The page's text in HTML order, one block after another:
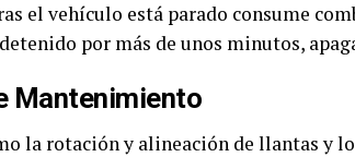
el vehículo está parado consume
por más de unos minutos,
Mantenimiento
la rotación y alineación de llantas y